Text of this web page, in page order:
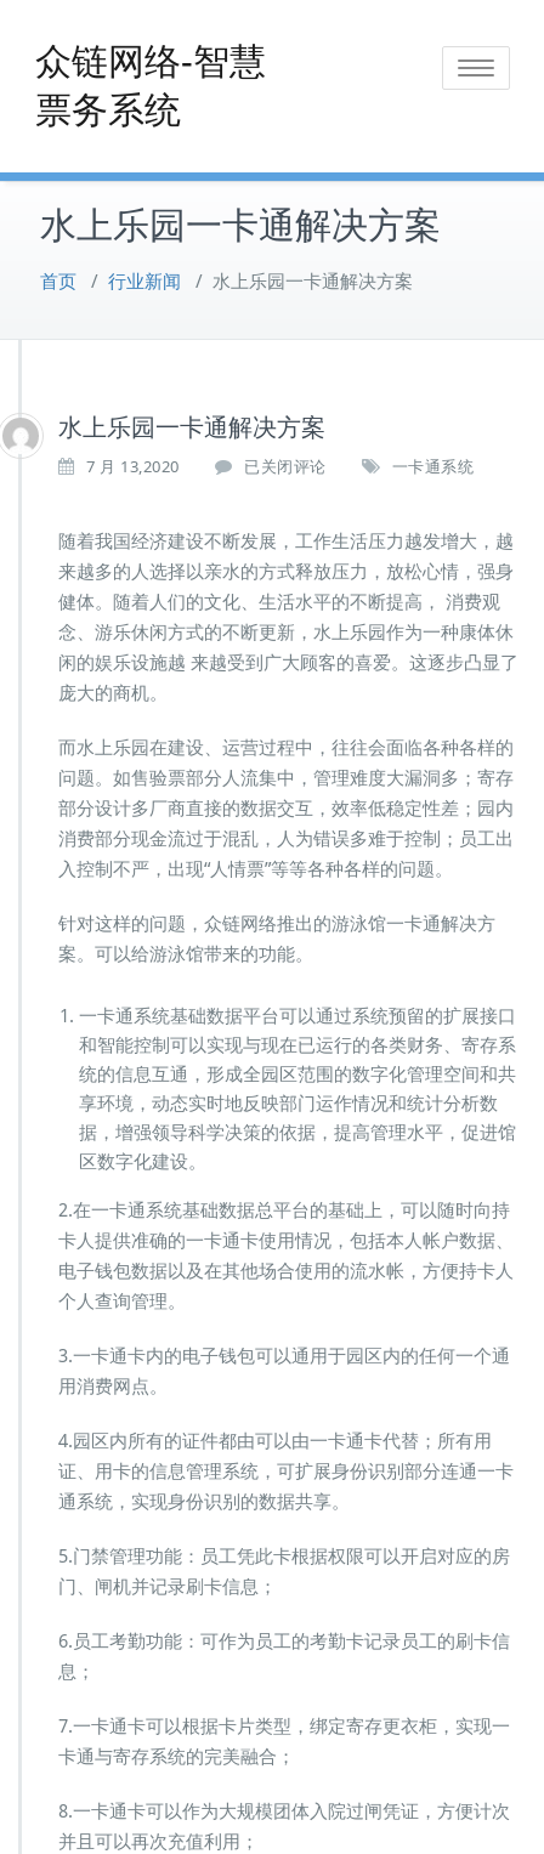
content
众链网络-智慧
票务系统
Toggle
水上乐园一卡通解决方案
首页 / 行业新闻 / 水上乐园一卡通解决方案
水上乐园一卡通解决方案
7 月 13,2020
水
园
一
卡
通
解
决
已关闭评论 一卡通系统
随着我国经济建设不断发展，工作生活压力越发增大，越
来越多的人选择以亲水的方式释放压力，放松心情，强身
健体。随着人们的文化、生活水平的不断提高， 消费观
念、游乐休闲方式的不断更新，水上乐园作为一种康体休
闲的娱乐设施越 来越受到广大顾客的喜爱。这逐步凸显了
庞大的商机。
而水上乐园在建设、运营过程中，往往会面临各种各样的
问题。如售验票部分人流集中，管理难度大漏洞多；寄存
部分设计多厂商直接的数据交互，效率低稳定性差；园内
消费部分现金流过于混乱，人为错误多难于控制；员工出
入控制不严，出现“人情票”等等各种各样的问题。
针对这样的问题，众链网络推出的游泳馆一卡通解决方
案。可以给游泳馆带来的功能。
一卡通系统基础数据平台可以通过系统预留的扩展接口
和智能控制可以实现与现在已运行的各类财务、寄存系
统的信息互通，形成全园区范围的数字化管理空间和共
享环境，动态实时地反映部门运作情况和统计分析数
据，增强领导科学决策的依据，提高管理水平，促进馆
区数字化建设。
2.在一卡通系统基础数据总平台的基础上，可以随时向持
卡人提供准确的一卡通卡使用情况，包括本人帐户数据、
电子钱包数据以及在其他场合使用的流水帐，方便持卡人
个人查询管理。
3.一卡通卡内的电子钱包可以通用于园区内的任何一个通
用消费网点。
4.园区内所有的证件都由可以由一卡通卡代替；所有用
证、用卡的信息管理系统，可扩展身份识别部分连通一卡
通系统，实现身份识别的数据共享。
5.门禁管理功能：员工凭此卡根据权限可以开启对应的房
门、闸机并记录刷卡信息；
6.员工考勤功能：可作为员工的考勤卡记录员工的刷卡信
息；
7.一卡通卡可以根据卡片类型，绑定寄存更衣柜，实现一
卡通与寄存系统的完美融合；
8.一卡通卡可以作为大规模团体入院过闸凭证，方便计次
并且可以再次充值利用；